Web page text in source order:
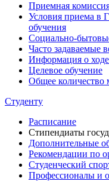
Приемная
Условия приема в
обучения
Социально-
Часто задаваемые
Информация о
Целевое обучение
Общее количество
Студенту
Расписание
Стипендиаты
Дополнительные
Рекомендации по
Студенческий
Профессионалы и